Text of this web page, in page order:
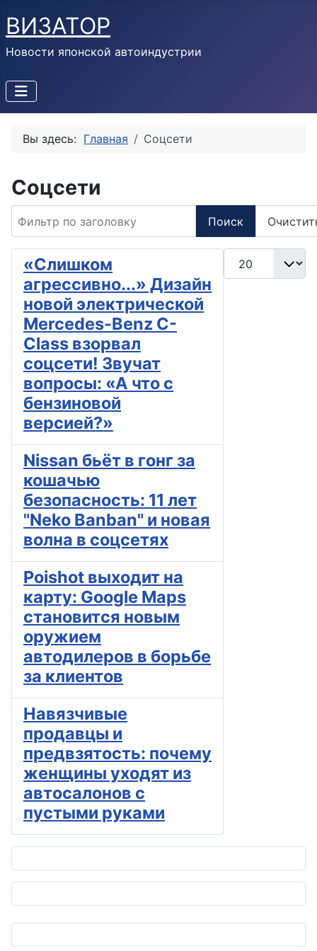
ВИЗАТОР
Новости японской автоиндустрии
Вы здесь: Главная Соцсети
Соцсети
Поиск
Кол-во строк:
«Слишком
агрессивно...» Дизайн
новой электрической
Mercedes-Benz C-
Class взорвал
соцсети! Звучат
вопросы: «А что с
бензиновой
версией?»
Nissan бьёт в гонг за
кошачью
безопасность: 11 лет
"Neko Banban" и новая
волна в соцсетях
Poishot выходит на
карту: Google Maps
становится новым
оружием
автодилеров в борьбе
за клиентов
Навязчивые
продавцы и
предвзятость: почему
женщины уходят из
автосалонов с
пустыми руками